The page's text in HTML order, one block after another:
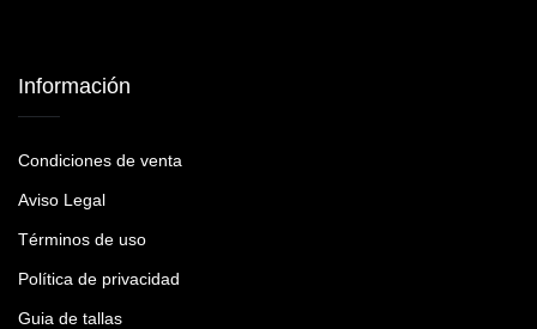
Información
Condiciones de venta
Aviso Legal
Términos de uso
Política de privacidad
Guia de tallas